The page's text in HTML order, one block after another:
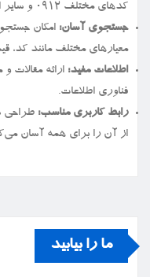
کدهای مختلف ۰۹۱۲ و سایر اپراتورها.
جستجوی آسان: امکان
معیارهای مختلف مانند کد،
اطلاعات مفید: ارائه مقالات
فناوری اطلاعات.
رابط کاربری مناسب: طراحی
از آن را برای همه آسان
ما را بیابید